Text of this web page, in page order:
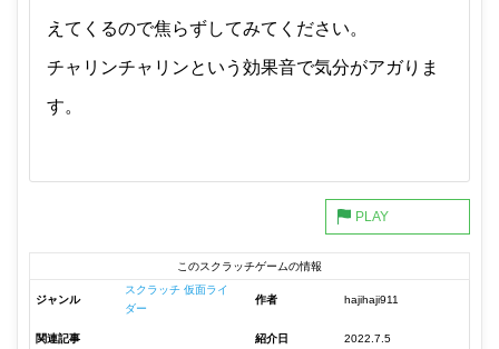
えてくるので焦らずしてみてください。
チャリンチャリンという効果音で気分がアガりま
す。
このスクラッチゲームの情報
ジャンル
スクラッチ 仮面ライ
ダー
作者 hajihaji911
関連記事 紹介日 2022.7.5